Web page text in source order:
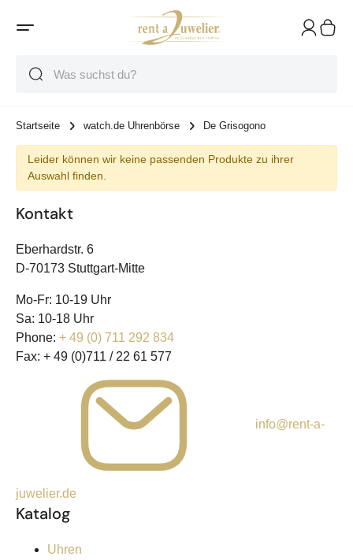
Startseite watch.de Uhrenbörse De Grisogono
Leider können wir keine passenden Produkte zu ihrer
Auswahl finden.
Kontakt
Eberhardstr. 6
D-70173 Stuttgart-Mitte
Mo-Fr: 10-19 Uhr
Sa: 10-18 Uhr
Phone: + 49 (0) 711 292 834
Fax: + 49 (0)711 / 22 61 577
info@rent-a-
juwelier.de
Katalog
Uhren